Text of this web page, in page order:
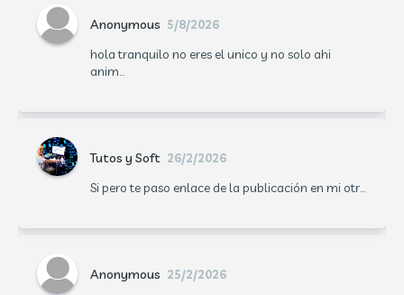
Anonymous 5/8/2026
hola tranquilo no eres el unico y no solo ahi
anim...
Tutos y Soft 26/2/2026
Si pero te paso enlace de la publicación en mi otr...
Anonymous 25/2/2026